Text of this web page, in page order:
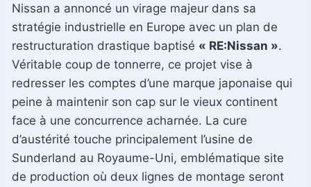
Nissan a annoncé un virage majeur dans sa
stratégie industrielle en Europe avec un plan de
restructuration drastique baptisé « RE:Nissan ».
Véritable coup de tonnerre, ce projet vise à
redresser les comptes d’une marque japonaise qui
peine à maintenir son cap sur le vieux continent
face à une concurrence acharnée. La cure
d’austérité touche principalement l’usine de
Sunderland au Royaume-Uni, emblématique site
de production où deux lignes de montage seront